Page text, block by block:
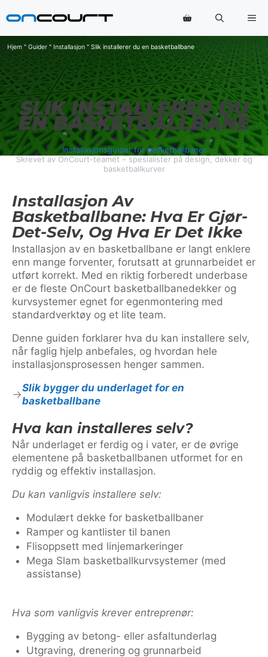
til
Hjem " Guider " Installasjon " Slik installerer du en basketballbane
SLIK INSTALLERER DU
EN BASKETBALLBANE
Installasjonsguider for basketballbaner
Skrevet av OnCourt-teamet – spesialister på design, dekker og
basketballkurver
Installasjon Av
Basketballbane: Hva Er Gjør-
Det-Selv, Og Hva Er Det Ikke
Installasjon av en basketballbane er langt enklere
enn mange forventer, forutsatt at grunnarbeidet er
utført korrekt. Med en riktig forberedt underbase
er de fleste OnCourt basketballbanedekker og
kurvsystemer egnet for egenmontering med
standardverktøy og et lite team.
Denne guiden forklarer hva du kan installere selv,
når faglig hjelp anbefales, og hvordan hele
installasjonsprosessen henger sammen.
Slik bygger du underlaget for en
basketballbane
Hva kan installeres selv?
Når underlaget er ferdig og i vater, er de øvrige
elementene på basketballbanen utformet for en
ryddig og effektiv installasjon.
Du kan vanligvis installere selv:
Modulært dekke for basketballbaner
Ramper og kantlister til banen
Flisoppsett med linjemarkeringer
Mega Slam basketballkurvsystemer (med
assistanse)
Hva som vanligvis krever entreprenør:
Bygging av betong- eller asfaltunderlag
Utgraving, drenering og grunnarbeid